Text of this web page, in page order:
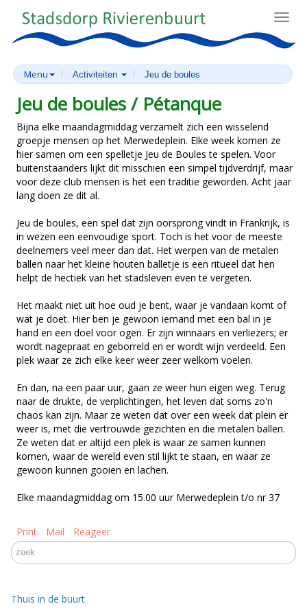
Menu Activiteiten Jeu de boules
Jeu de boules / Pétanque
Bijna elke maandagmiddag verzamelt zich een wisselend
groepje mensen op het Merwedeplein. Elke week komen ze
hier samen om een spelletje Jeu de Boules te spelen. Voor
buitenstaanders lijkt dit misschien een simpel tijdverdrijf, maar
voor deze club mensen is het een traditie geworden. Acht jaar
lang doen ze dit al.
Jeu de boules, een spel dat zijn oorsprong vindt in Frankrijk, is
in wezen een eenvoudige sport. Toch is het voor de meeste
deelnemers veel meer dan dat. Het werpen van de metalen
ballen naar het kleine houten balletje is een ritueel dat hen
helpt de hectiek van het stadsleven even te vergeten.
Het maakt niet uit hoe oud je bent, waar je vandaan komt of
wat je doet. Hier ben je gewoon iemand met een bal in je
hand en een doel voor ogen. Er zijn winnaars en verliezers; er
wordt nagepraat en geborreld en er wordt wijn verdeeld. Een
plek waar ze zich elke keer weer zeer welkom voelen.
En dan, na een paar uur, gaan ze weer hun eigen weg. Terug
naar de drukte, de verplichtingen, het leven dat soms zo'n
chaos kan zijn. Maar ze weten dat over een week dat plein er
weer is, met die vertrouwde gezichten en die metalen ballen.
Ze weten dat er altijd een plek is waar ze samen kunnen
komen, waar de wereld even stil lijkt te staan, en waar ze
gewoon kunnen gooien en lachen.
Elke maandagmiddag om 15.00 uur Merwedeplein t/o nr 37
Print Mail Reageer
Thuis in de buurt